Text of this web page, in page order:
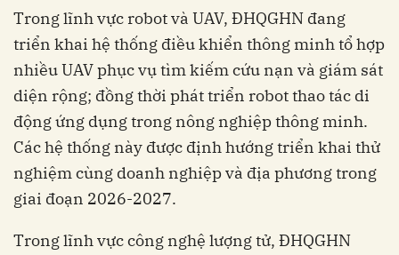
Trong lĩnh vực robot và UAV, ĐHQGHN đang
triển khai hệ thống điều khiển thông minh tổ hợp
nhiều UAV phục vụ tìm kiếm cứu nạn và giám sát
diện rộng; đồng thời phát triển robot thao tác di
động ứng dụng trong nông nghiệp thông minh.
Các hệ thống này được định hướng triển khai thử
nghiệm cùng doanh nghiệp và địa phương trong
giai đoạn 2026-2027.
Trong lĩnh vực công nghệ lượng tử, ĐHQGHN